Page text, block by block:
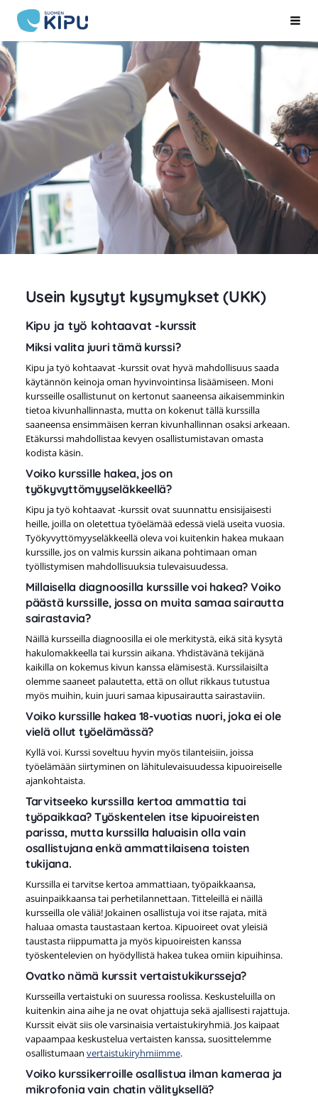
Siirry
sivun
sisältöön
Suomen Kipu ry
Usein kysytyt kysymykset (UKK)
Kipu ja työ kohtaavat -kurssit
Miksi valita juuri tämä kurssi?
Kipu ja työ kohtaavat -kurssit ovat hyvä mahdollisuus saada
käytännön keinoja oman hyvinvointinsa lisäämiseen. Moni
kursseille osallistunut on kertonut saaneensa aikaisemminkin
tietoa kivunhallinnasta, mutta on kokenut tällä kurssilla
saaneensa ensimmäisen kerran kivunhallinnan osaksi arkeaan.
Etäkurssi mahdollistaa kevyen osallistumistavan omasta
kodista käsin.
Voiko kurssille hakea, jos on
työkyvyttömyyseläkkeellä?
Kipu ja työ kohtaavat -kurssit ovat suunnattu ensisijaisesti
heille, joilla on oletettua työelämää edessä vielä useita vuosia.
Työkyvyttömyyseläkkeellä oleva voi kuitenkin hakea mukaan
kurssille, jos on valmis kurssin aikana pohtimaan oman
työllistymisen mahdollisuuksia tulevaisuudessa.
Millaisella diagnoosilla kurssille voi hakea? Voiko
päästä kurssille, jossa on muita samaa sairautta
sairastavia?
Näillä kursseilla diagnoosilla ei ole merkitystä, eikä sitä kysytä
hakulomakkeella tai kurssin aikana. Yhdistävänä tekijänä
kaikilla on kokemus kivun kanssa elämisestä. Kurssilaisilta
olemme saaneet palautetta, että on ollut rikkaus tutustua
myös muihin, kuin juuri samaa kipusairautta sairastaviin.
Voiko kurssille hakea 18-vuotias nuori, joka ei ole
vielä ollut työelämässä?
Kyllä voi. Kurssi soveltuu hyvin myös tilanteisiin, joissa
työelämään siirtyminen on lähitulevaisuudessa kipuoireiselle
ajankohtaista.
Tarvitseeko kurssilla kertoa ammattia tai
työpaikkaa? Työskentelen itse kipuoireisten
parissa, mutta kurssilla haluaisin olla vain
osallistujana enkä ammattilaisena toisten
tukijana.
Kurssilla ei tarvitse kertoa ammattiaan, työpaikkaansa,
asuinpaikkaansa tai perhetilannettaan. Titteleillä ei näillä
kursseilla ole väliä! Jokainen osallistuja voi itse rajata, mitä
haluaa omasta taustastaan kertoa. Kipuoireet ovat yleisiä
taustasta riippumatta ja myös kipuoireisten kanssa
työskentelevien on hyödyllistä hakea tukea omiin kipuihinsa.
Ovatko nämä kurssit vertaistukikursseja?
Kursseilla vertaistuki on suuressa roolissa. Keskusteluilla on
kuitenkin aina aihe ja ne ovat ohjattuja sekä ajallisesti rajattuja.
Kurssit eivät siis ole varsinaisia vertaistukiryhmiä. Jos kaipaat
vapaampaa keskustelua vertaisten kanssa, suosittelemme
osallistumaan vertaistukiryhmiimme.
Voiko kurssikerroille osallistua ilman kameraa ja
mikrofonia vain chatin välityksellä?